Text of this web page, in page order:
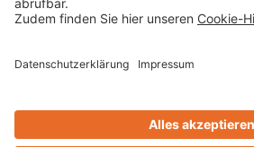
Sika Deutschland - heinze.de
www.naturstein-datenbank.de